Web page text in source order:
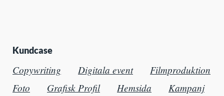
Kundcase
Copywriting Digitala event
Filmproduktion
Foto
Grafisk Profil Hemsida
Kampanj